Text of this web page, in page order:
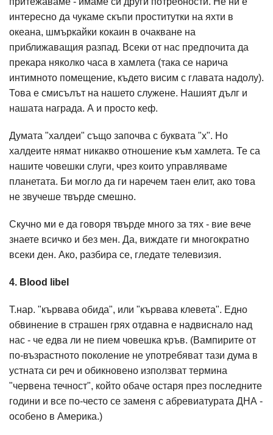
интересно да чукаме скъпи проститутки на яхти в
океана, шмъркайки кокаин в очакване на
приближаващия разпад. Всеки от нас предпочита да
прекара няколко часа в хамлета (така се нарича
интимното помещение, където висим с главата надолу).
Това е смисълът на нашето служене. Нашият дълг и
нашата награда. А и просто кеф.
Думата "халдеи" също започва с буквата "х". Но
халдеите нямат никакво отношение към хамлетa. Те са
нашите човешки слуги, чрез които управляваме
планетата. Би могло да ги наречем таен елит, ако това
не звучеше твърде смешно.
Скучно ми е да говоря твърде много за тях - вие вече
знаете всичко и без мен. Да, виждате ги многократно
всеки ден. Ако, разбира се, гледате телевизия.
4. Blood libel
Т.нар. "кървава обида", или "кървава клевета". Едно
обвинение в страшен грях отдавна е надвиснало над
нас - че едва ли не пием човешка кръв. (Вампирите от
по-възрастното поколение не употребяват тази дума в
устната си реч и обикновено използват термина
"червена течност", който обаче остаря през последните
години и все по-често се заменя с абревиатурата ДНА -
особено в Америка.)